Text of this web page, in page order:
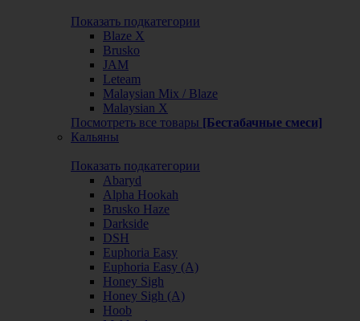
Показать подкатегории
Blaze X
Brusko
JAM
Leteam
Malaysian Mix / Blaze
Malaysian X
Посмотреть все товары [Бестабачные смеси]
Кальяны
Показать подкатегории
Abaryd
Alpha Hookah
Brusko Haze
Darkside
DSH
Euphoria Easy
Euphoria Easy (А)
Honey Sigh
Honey Sigh (А)
Hoob